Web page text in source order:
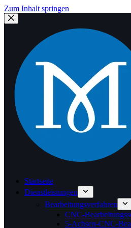
Zum Inhalt springen
Startseite
Dienstleistungen
Bearbeitungsverfahren
CNC-
5-Achsen-CNC-